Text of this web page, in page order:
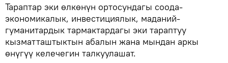
Тараптар эки өлкөнүн ортосундагы соода-
экономикалык, инвестициялык, маданий-
гуманитардык тармактардагы эки тараптуу
кызматташтыктын абалын жана мындан аркы
өнүгүү келечегин талкуулашат.